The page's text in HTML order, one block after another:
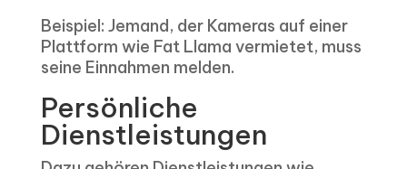
Beispiel: Jemand, der Kameras auf einer
Plattform wie Fat Llama vermietet, muss
seine Einnahmen melden.
Persönliche
Dienstleistungen